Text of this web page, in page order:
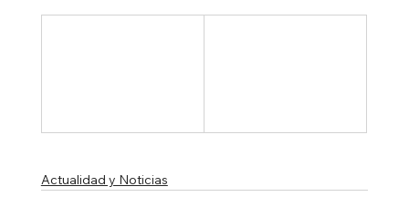
Actualidad y Noticias